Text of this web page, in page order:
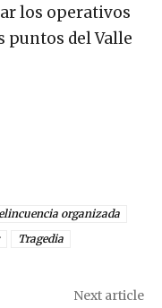
los operativos
puntos del Valle
organizada
Tragedia
Next article